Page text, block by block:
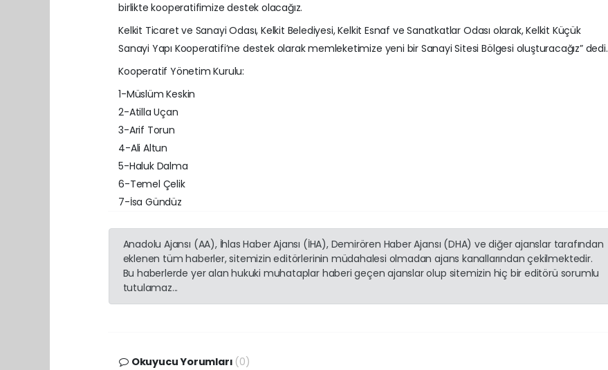
birlikte kooperatifimize destek olacağız.
Kelkit Ticaret ve Sanayi Odası, Kelkit Belediyesi, Kelkit Esnaf ve Sanatkatlar Odası olarak, Kelkit Küçük
Sanayi Yapı Kooperatifi’ne destek olarak memleketimize yeni bir Sanayi Sitesi Bölgesi oluşturacağız” dedi.
Kooperatif Yönetim Kurulu:
1-Müslüm Keskin
2-Atilla Uçan
3-Arif Torun
4-Ali Altun
5-Haluk Dalma
6-Temel Çelik
7-İsa Gündüz
Anadolu Ajansı (AA), İhlas Haber Ajansı (İHA), Demirören Haber Ajansı (DHA) ve diğer ajanslar tarafından
eklenen tüm haberler, sitemizin editörlerinin müdahalesi olmadan ajans kanallarından çekilmektedir.
Bu haberlerde yer alan hukuki muhataplar haberi geçen ajanslar olup sitemizin hiç bir editörü sorumlu
tutulamaz...
Okuyucu Yorumları (0)